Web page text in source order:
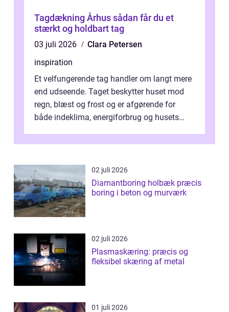
Tagdækning Århus sådan får du et
stærkt og holdbart tag
03 juli 2026
Clara Petersen
inspiration
Et velfungerende tag handler om langt mere
end udseende. Taget beskytter huset mod
regn, blæst og frost og er afgørende for
både indeklima, energiforbrug og husets
02 juli 2026
Diamantboring holbæk præcis
boring i beton og murværk
02 juli 2026
Plasmaskæring: præcis og
fleksibel skæring af metal
01 juli 2026